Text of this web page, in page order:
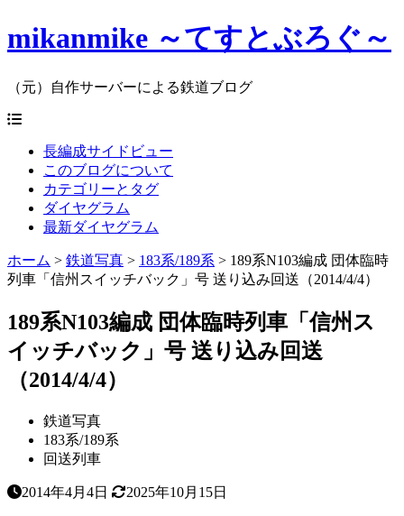
mikanmike ～てすとぶろぐ～
（元）自作サーバーによる鉄道ブログ
長編成サイドビュー
このブログについて
カテゴリーとタグ
ダイヤグラム
最新ダイヤグラム
ホーム > 鉄道写真 > 183系/189系 > 189系N103編成 団体臨時
列車「信州スイッチバック」号 送り込み回送（2014/4/4）
189系N103編成 団体臨時列車「信州ス
イッチバック」号 送り込み回送
（2014/4/4）
鉄道写真
183系/189系
回送列車
2014年4月4日 2025年10月15日